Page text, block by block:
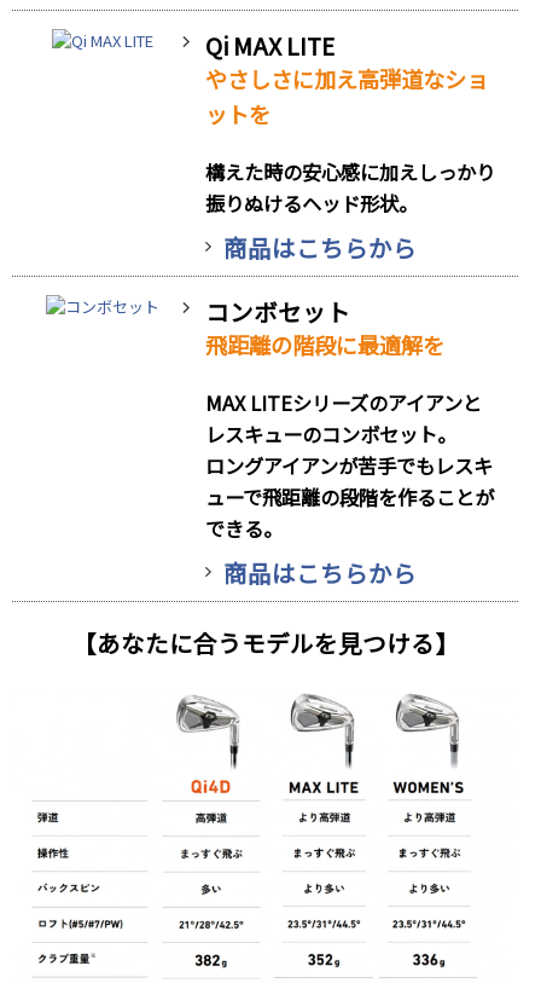
Qi MAX LITE
やさしさに加え高弾道なショ
ットを
構えた時の安心感に加えしっかり
振りぬけるヘッド形状。
商品はこちらから
コンボセット
飛距離の階段に最適解を
MAX LITEシリーズのアイアンと
レスキューのコンボセット。
ロングアイアンが苦手でもレスキ
ューで飛距離の段階を作ることが
できる。
商品はこちらから
【あなたに合うモデルを見つける】